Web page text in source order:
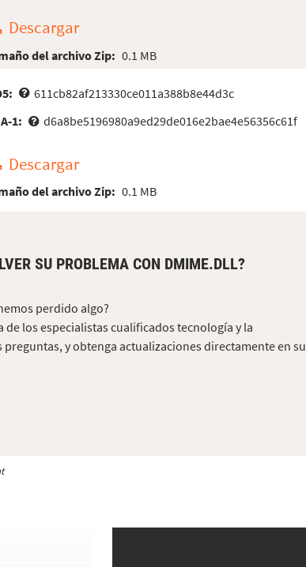
Descargar
del archivo Zip: 0.1 MB
611cb82af213330ce011a388b8e44d3c
1:
d6a8be5196980a9ed29de016e2bae4e56356c61f
Descargar
del archivo Zip: 0.1 MB
SU PROBLEMA CON DMIME.DLL?
perdido algo?
los especialistas cualificados tecnología y la
y obtenga actualizaciones directamente en su